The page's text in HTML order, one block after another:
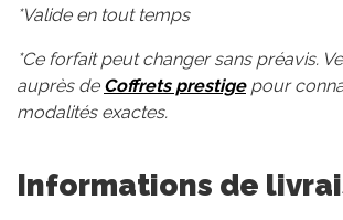
*Valide en tout temps
*Ce forfait peut changer sans préavis.
auprès de Coffrets prestigepour
modalités exactes.
Informations de